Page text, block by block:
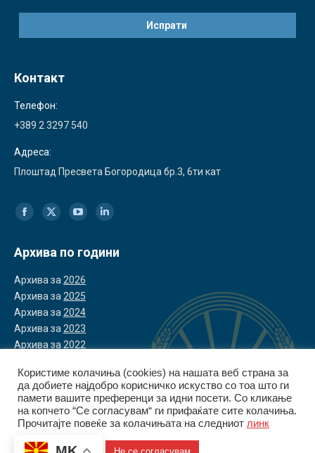
Контакт
Телефон:
+389 2 3297 540
Адреса:
Плоштад Пресвета Богородица бр.3, 6ти кат
Find us on:
Facebook
page
in
new
window
X
page
in
new
window
YouTube
page
in
new
window
Linkedin
page
window
Архива по години
Архива за2026
Архива за2025
Архива за2024
Архива за2023
Архива за2022
© Управа за финансиско разузнавање | 2026
Политика за приватност
Користиме колачиња (cookies) на нашата веб страна за
да добиете најдобро корисничко искуство со тоа што ги
памети вашите преференци за идни посети. Со кликање
на копчето “Се согласувам“ ги прифаќате сите колачиња.
Прочитајте повеќе за колачињата на следниот линк